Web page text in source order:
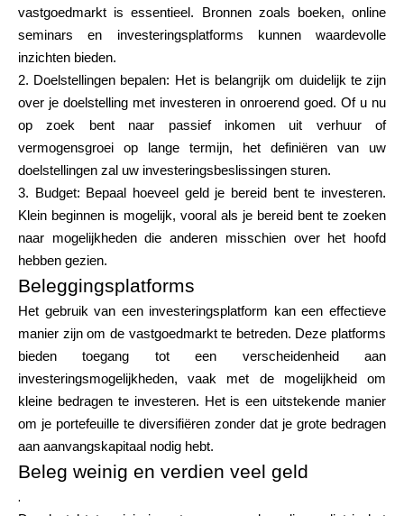
ask@scrambleup.com
+372 712 2955
vastgoedmarkt is essentieel. Bronnen zoals boeken, online
seminars en investeringsplatforms kunnen waardevolle
inzichten bieden.
2. Doelstellingen bepalen: Het is belangrijk om duidelijk te zijn
over je doelstelling met investeren in onroerend goed. Of u nu
op zoek bent naar passief inkomen uit verhuur of
vermogensgroei op lange termijn, het definiëren van uw
doelstellingen zal uw investeringsbeslissingen sturen.
3. Budget: Bepaal hoeveel geld je bereid bent te investeren.
Klein beginnen is mogelijk, vooral als je bereid bent te zoeken
naar mogelijkheden die anderen misschien over het hoofd
hebben gezien.
Beleggingsplatforms
Het gebruik van een investeringsplatform kan een effectieve
manier zijn om de vastgoedmarkt te betreden. Deze platforms
bieden toegang tot een verscheidenheid aan
investeringsmogelijkheden, vaak met de mogelijkheid om
kleine bedragen te investeren. Het is een uitstekende manier
om je portefeuille te diversifiëren zonder dat je grote bedragen
aan aanvangskapitaal nodig hebt.
Beleg weinig en verdien veel geld
.